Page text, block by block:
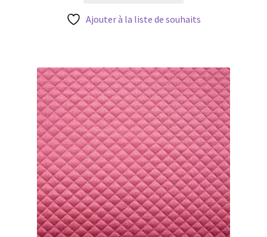
13,50 €.9,45 €.
Ajouter à la liste de souhaits